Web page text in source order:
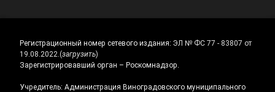
Регистрационный номер сетевого издания: ЭЛ № ФС 77 - 83807 от
19.08.2022.(загрузить)
Зарегистрировавший орган – Роскомнадзор.
Учредитель: Администрация Виноградовского муниципального